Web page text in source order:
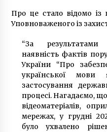
Про це стало відомо із
Уповноваженого із
“За
наявність фактів
України “Про
української
застосування
процесі. Нагадаємо,
відеоматеріалів,
мережах, у грудні
було ухвалено